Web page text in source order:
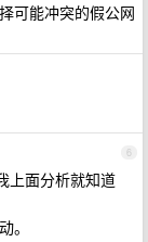
可能冲突的假公网
6
上面分析就知道
。